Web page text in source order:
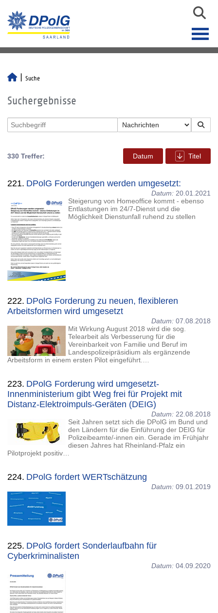
Suche
Suchergebnisse
330 Treffer: Datum Titel
221. DPolG Forderungen werden umgesetzt:
Datum: 20.01.2021
Steigerung von Homeoffice kommt - ebenso
Entlastungen im 24/7-Dienst und die
Möglichkeit Dienstunfall ruhend zu stellen
222. DPolG Forderung zu neuen, flexibleren
Arbeitsformen wird umgesetzt
Datum: 07.08.2018
Mit Wirkung August 2018 wird die sog.
Telearbeit als Verbesserung für die
Vereinbarkeit von Familie und Beruf im
Landespolizeipräsidium als ergänzende
Arbeitsform in einem ersten Pilot eingeführt.…
223. DPolG Forderung wird umgesetzt-
Innenministerium gibt Weg frei für Projekt mit
Distanz-Elektroimpuls-Geräten (DEIG)
Datum: 22.08.2018
Seit Jahren setzt sich die DPolG im Bund und
den Ländern für die Einführung der DEIG für
Polizeibeamte/-innen ein. Gerade im Frühjahr
diesen Jahres hat Rheinland-Pfalz ein
Pilotprojekt positiv…
224. DPolG fordert WERTschätzung
Datum: 09.01.2019
225. DPolG fordert Sonderlaufbahn für
Cyberkriminalisten
Datum: 04.09.2020